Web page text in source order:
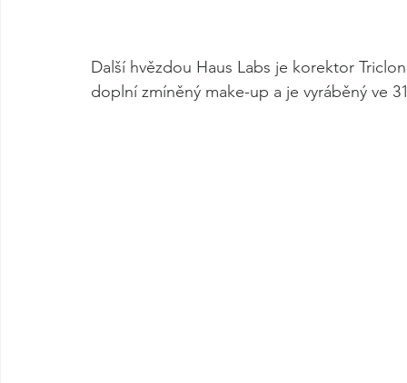
Další hvězdou Haus Labs je korektor
doplní zmíněný make-up a je vyráběný ve